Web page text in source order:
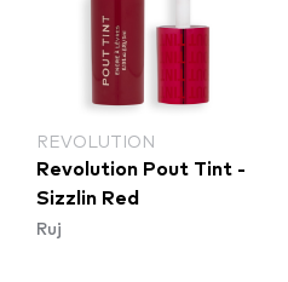
REVOLUTION
Revolution Pout Tint -
Sizzlin Red
Ruj